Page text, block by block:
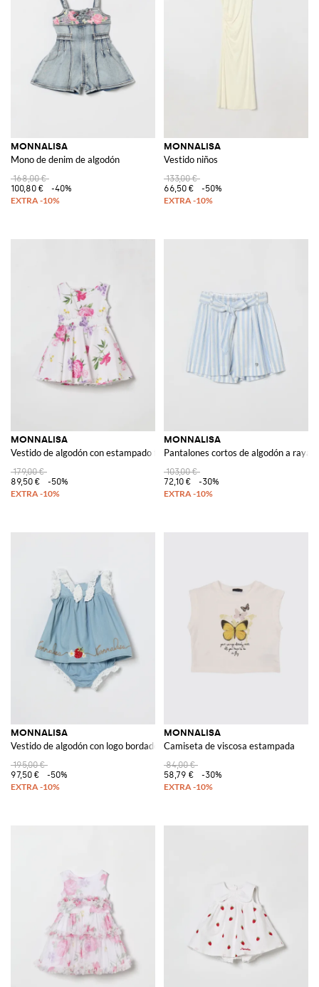
MONNALISA
Mono de denim de algodón
168,00 €
100,80 €
-40%
MONNALISA
Vestido niños
133,00 €
66,50 €
-50%
MONNALISA
Vestido de algodón con estampado floral
179,00 €
89,50 €
-50%
MONNALISA
Pantalones cortos de algodón a rayas
103,00 €
72,10 €
-30%
MONNALISA
Vestido de algodón con logo bordado
195,00 €
97,50 €
-50%
MONNALISA
Camiseta de viscosa estampada
84,00 €
58,79 €
-30%